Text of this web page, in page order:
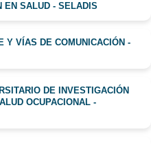
EN SALUD - SELADIS
Y VÍAS DE COMUNICACIÓN -
DE INVESTIGACIÓN
OCUPACIONAL -